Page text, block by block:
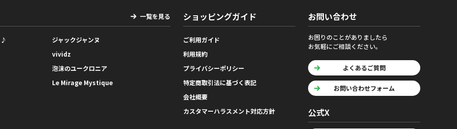
一覧を見る
♪
ジャックジャンヌ
vividz
泡沫のユークロニア
Le Mirage Mystique
ショッピングガイド
ご利用ガイド
利用規約
プライバシーポリシー
特定商取引法に基づく表記
会社概要
カスタマーハラスメント対応方針
お問い合わせ
お困りのことがありましたら
お気軽にご相談ください。
よくあるご質問
お問い合わせフォーム
公式X